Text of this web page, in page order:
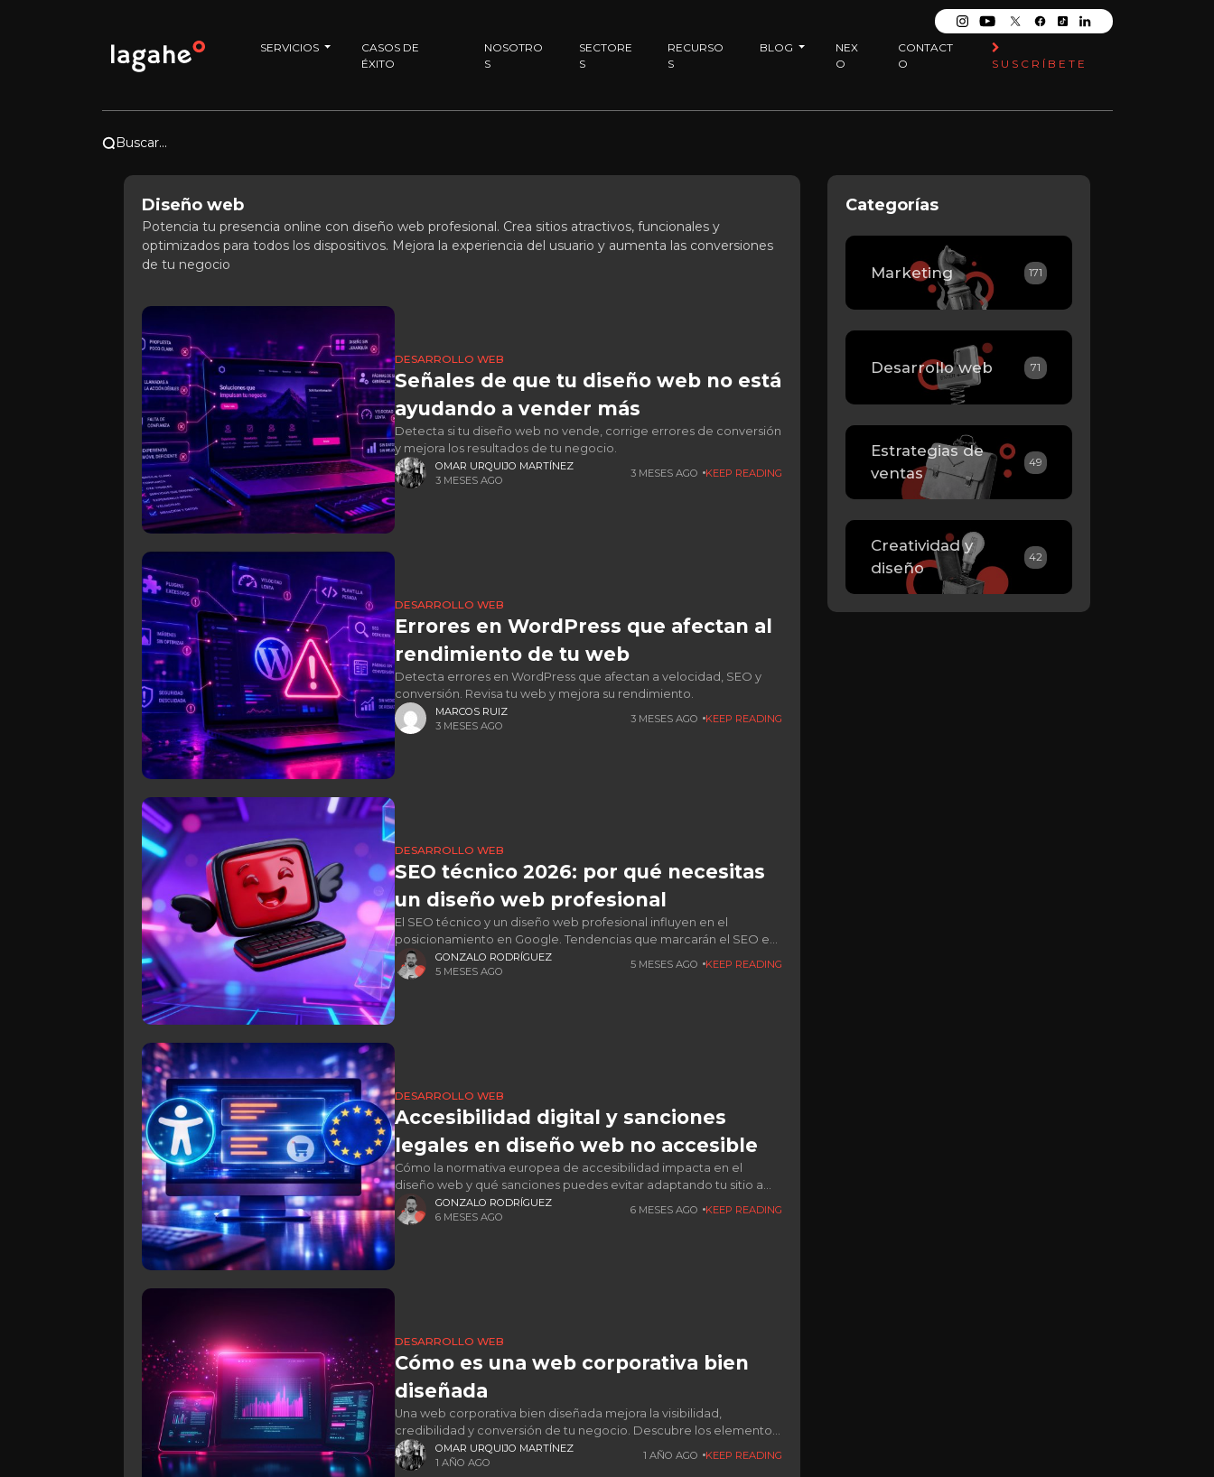
SERVICIOS
CASOS DE
ÉXITO
NOSOTRO
S
SECTORE
S
RECURSO
S
BLOG
NEX
O
CONTACT
O
SUSCRÍBETE
Buscar...
Diseño web
Potencia tu presencia online con diseño web profesional. Crea sitios atractivos, funcionales y
optimizados para todos los dispositivos. Mejora la experiencia del usuario y aumenta las conversiones
de tu negocio
DESARROLLO WEB
Señales de que tu diseño web no está
ayudando a vender más
Detecta si tu diseño web no vende, corrige errores de conversión
y mejora los resultados de tu negocio.
OMAR URQUIJO MARTÍNEZ
3 MESES AGO
3 MESES AGO KEEP READING
DESARROLLO WEB
Errores en WordPress que afectan al
rendimiento de tu web
Detecta errores en WordPress que afectan a velocidad, SEO y
conversión. Revisa tu web y mejora su rendimiento.
MARCOS RUIZ
3 MESES AGO
3 MESES AGO KEEP READING
DESARROLLO WEB
SEO técnico 2026: por qué necesitas
un diseño web profesional
El SEO técnico y un diseño web profesional influyen en el
posicionamiento en Google. Tendencias que marcarán el SEO en
2026.
GONZALO RODRÍGUEZ
5 MESES AGO
5 MESES AGO KEEP READING
DESARROLLO WEB
Accesibilidad digital y sanciones
legales en diseño web no accesible
Cómo la normativa europea de accesibilidad impacta en el
diseño web y qué sanciones puedes evitar adaptando tu sitio a
tiempo.GONZALO RODRÍGUEZ
6 MESES AGO
6 MESES AGO KEEP READING
DESARROLLO WEB
Cómo es una web corporativa bien
diseñada
Una web corporativa bien diseñada mejora la visibilidad,
credibilidad y conversión de tu negocio. Descubre los elementos
clave para optimizarla.
OMAR URQUIJO MARTÍNEZ
1 AÑO AGO
1 AÑO AGO KEEP READING
Categorías
Marketing 171
Desarrollo web 71
Estrategias de
ventas
49
Creatividad y
diseño
42